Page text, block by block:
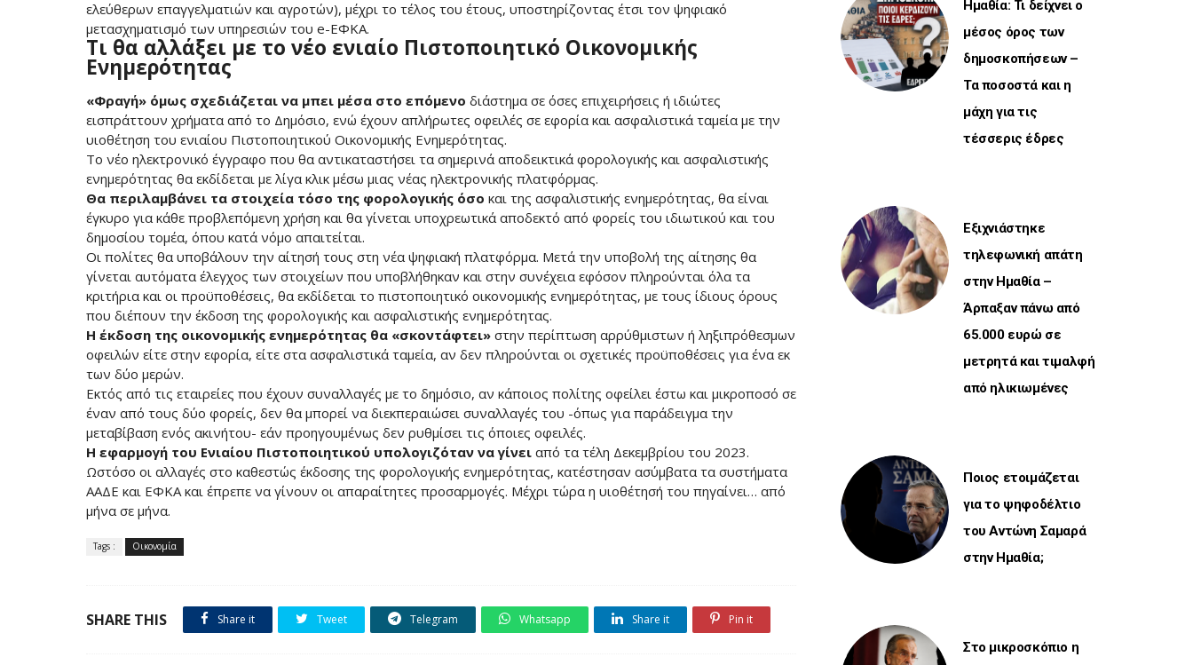
ελεύθερων επαγγελματιών και αγροτών), μέχρι το τέλος του έτους, υποστηρίζοντας έτσι τον ψηφιακό
μετασχηματισμό των υπηρεσιών του e-ΕΦΚΑ.
Τι θα αλλάξει με το νέο ενιαίο Πιστοποιητικό Οικονομικής
Ενημερότητας
«Φραγή» όμως σχεδιάζεται να μπει μέσα στο επόμενο διάστημα σε όσες επιχειρήσεις ή ιδιώτες
εισπράττουν χρήματα από το Δημόσιο, ενώ έχουν απλήρωτες οφειλές σε εφορία και ασφαλιστικά ταμεία με την
υιοθέτηση του ενιαίου Πιστοποιητικού Οικονομικής Ενημερότητας.
Το νέο ηλεκτρονικό έγγραφο που θα αντικαταστήσει τα σημερινά αποδεικτικά φορολογικής και ασφαλιστικής
ενημερότητας θα εκδίδεται με λίγα κλικ μέσω μιας νέας ηλεκτρονικής πλατφόρμας.
Θα περιλαμβάνει τα στοιχεία τόσο της φορολογικής όσο και της ασφαλιστικής ενημερότητας, θα είναι
έγκυρο για κάθε προβλεπόμενη χρήση και θα γίνεται υποχρεωτικά αποδεκτό από φορείς του ιδιωτικού και του
δημοσίου τομέα, όπου κατά νόμο απαιτείται.
Οι πολίτες θα υποβάλουν την αίτησή τους στη νέα ψηφιακή πλατφόρμα. Μετά την υποβολή της αίτησης θα
γίνεται αυτόματα έλεγχος των στοιχείων που υποβλήθηκαν και στην συνέχεια εφόσον πληρούνται όλα τα
κριτήρια και οι προϋποθέσεις, θα εκδίδεται το πιστοποιητικό οικονομικής ενημερότητας, με τους ίδιους όρους
που διέπουν την έκδοση της φορολογικής και ασφαλιστικής ενημερότητας.
Η έκδοση της οικονομικής ενημερότητας θα «σκοντάφτει» στην περίπτωση αρρύθμιστων ή ληξιπρόθεσμων
οφειλών είτε στην εφορία, είτε στα ασφαλιστικά ταμεία, αν δεν πληρούνται οι σχετικές προϋποθέσεις για ένα εκ
των δύο μερών.
Εκτός από τις εταιρείες που έχουν συναλλαγές με το δημόσιο, αν κάποιος πολίτης οφείλει έστω και μικροποσό σε
έναν από τους δύο φορείς, δεν θα μπορεί να διεκπεραιώσει συναλλαγές του -όπως για παράδειγμα την
μεταβίβαση ενός ακινήτου- εάν προηγουμένως δεν ρυθμίσει τις όποιες οφειλές.
Η εφαρμογή του Ενιαίου Πιστοποιητικού υπολογιζόταν να γίνει από τα τέλη Δεκεμβρίου του 2023.
Ωστόσο οι αλλαγές στο καθεστώς έκδοσης της φορολογικής ενημερότητας, κατέστησαν ασύμβατα τα συστήματα
ΑΑΔΕ και ΕΦΚΑ και έπρεπε να γίνουν οι απαραίτητες προσαρμογές. Μέχρι τώρα η υιοθέτησή του πηγαίνει… από
μήνα σε μήνα.
Tags : Οικονομία
SHARE THIS Share it Tweet Telegram Whatsapp Share it Pin it
Ημαθία: Τι δείχνει ο
μέσος όρος των
δημοσκοπήσεων –
Τα ποσοστά και η
μάχη για τις
τέσσερις έδρες
Εξιχνιάστηκε
τηλεφωνική απάτη
στην Ημαθία –
Άρπαξαν πάνω από
65.000 ευρώ σε
μετρητά και τιμαλφή
από ηλικιωμένες
Ποιος ετοιμάζεται
για το ψηφοδέλτιο
του Αντώνη Σαμαρά
στην Ημαθία;
Στο μικροσκόπιο η